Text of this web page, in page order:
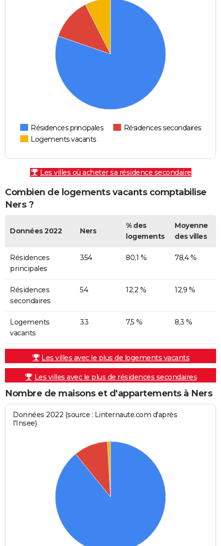
Résidences principales
Résidences secondaires
Logements vacants
Les villes où acheter sa résidence secondaire
Combien de logements vacants comptabilise
Ners ?
Données 2022 Ners
% des
logements
Moyenne
des villes
Résidences
principales
354 80,1 % 78,4 %
Résidences
secondaires
54 12,2 % 12,9 %
Logements
vacants
33 7,5 % 8,3 %
Les villes avec le plus de logements vacants
Les villes avec le plus de résidences secondaires
Nombre de maisons et d'appartements à Ners
Données 2022 (source : Linternaute.com d'après
l'Insee)